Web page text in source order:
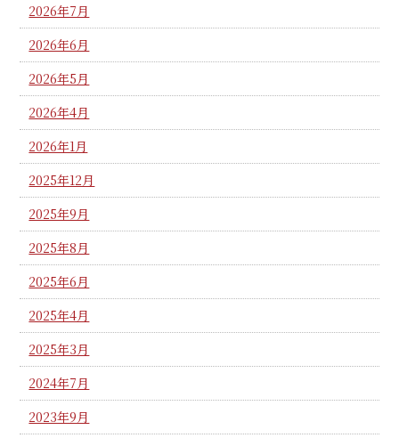
2026年7月
2026年6月
2026年5月
2026年4月
2026年1月
2025年12月
2025年9月
2025年8月
2025年6月
2025年4月
2025年3月
2024年7月
2023年9月